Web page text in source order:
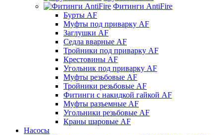
Фитинги AntiFire
Бурты AF
Муфты под приварку AF
Заглушки AF
Седла вварные AF
Тройники под приварку AF
Крестовины AF
Угольник под приварку AF
Муфты резьбовые AF
Тройники резьбовые AF
Фитинги с накидкой гайкой AF
Муфты разъемные AF
Угольники резьбовые AF
Краны шаровые AF
Насосы